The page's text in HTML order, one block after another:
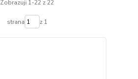
Zobrazuji 1-22 z 22
strana z 1